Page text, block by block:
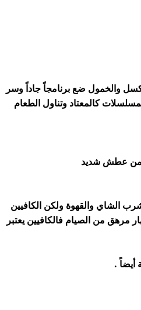
والخمول ضع برنامجاً جاداً وسر
كالمعتاد وتناول الطعام
من عطش شديد
الشاي والقهوة ولكن الكافيين
مرهق من الصيام فالكافيين يعتبر
أيضاً .